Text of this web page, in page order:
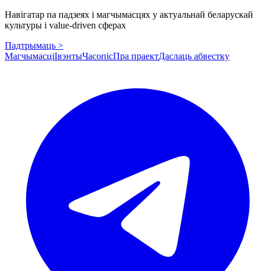
Навігатар па падзеях і магчымасцях у актуальнай беларускай
культуры і value-driven сферах
Падтрымаць >
МагчымасціІвэнтыЧасопісПра праектДаслаць абвестку